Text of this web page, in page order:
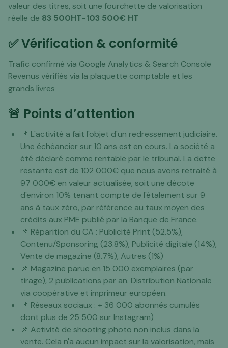
valeur des titres, soit une fourchette de valorisation
réelle de 83 500HT-103 500€ HT
✅ Vérification & conformité
Trafic confirmé via Google Analytics & Search Console
Revenus vérifiés via la plaquette comptable et les
grands livres
🚨 Points d’attention
📌 L'activité a fait l'objet d'un redressement judiciaire.
Une échéancier sur 10 ans est en cours. La société a
été déclaré comme rentable par le tribunal. La dette
restante est de 102 000€ que nous avons retraité à
97 000€ en valeur actualisée, soit une décote
d'environ 10% tenant compte de l'étalement sur 9
ans à taux zéro, par référence au taux moyen des
crédits aux PME publié par la Banque de France.
📌 Réparition du CA : Publicité Print (52.5%),
Contenu/Sponsoring (23.8%), Publicité digitale (14%),
Vente de magazine (8.7%), Autres (1%)
📌 Magazine parue en 15 000 exemplaires (par
tirage), 2 publications par an. Distribution Nationale
via coopérative et imprimeur européen.
📌 Réseaux sociaux : + 36 000 abonnés cumulés
dont plus de 25 500 sur Instagram)
📌 Activité de shooting photo non inclus dans la
vente. Cela n'a aucun impact sur la valorisation, mais